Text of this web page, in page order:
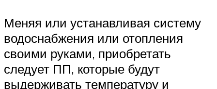
Меняя или устанавливая систему
водоснабжения или отопления
своими руками, приобретать
следует ПП, которые будут
выдерживать температуру и